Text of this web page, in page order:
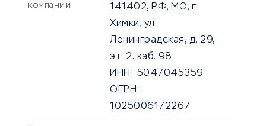
компании
141402, РФ, МО, г.
Химки, ул.
Ленинградская, д. 29,
эт. 2, каб. 98
ИНН: 5047045359
ОГРН:
1025006172267